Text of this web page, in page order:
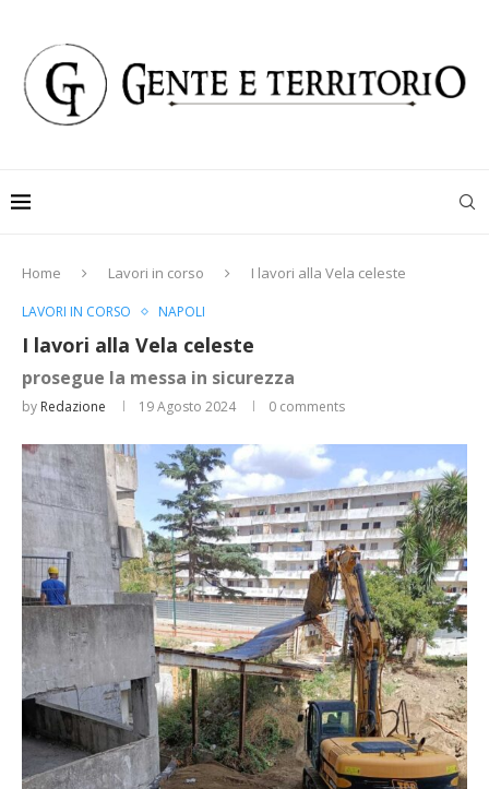
Home Lavori in corso I lavori alla Vela celeste
LAVORI IN CORSO NAPOLI
I lavori alla Vela celeste
prosegue la messa in sicurezza
by Redazione 19 Agosto 2024 0 comments